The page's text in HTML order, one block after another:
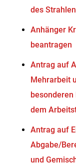
des
Anhänger
beantragen
Antrag auf
Mehrarbeit
dem
Antrag auf
Abgabe/
und